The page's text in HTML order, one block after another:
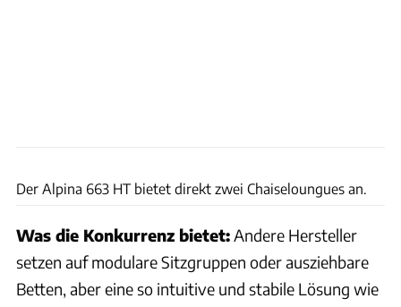
Der Alpina 663 HT bietet direkt zwei Chaiseloungues an.
Was die Konkurrenz bietet:Andere Hersteller
setzen auf modulare Sitzgruppen oder ausziehbare
Betten, aber eine so intuitive und stabile Lösung wie